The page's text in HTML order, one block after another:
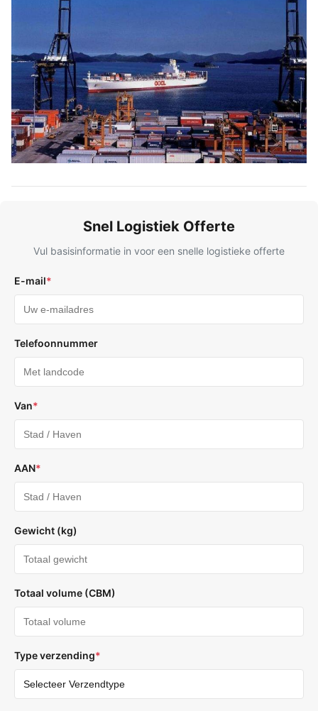
Snel Logistiek Offerte
Vul basisinformatie in voor een snelle logistieke offerte
E-mail*
Telefoonnummer
Van*
AAN*
Gewicht (kg)
Totaal volume (CBM)
Type verzending*